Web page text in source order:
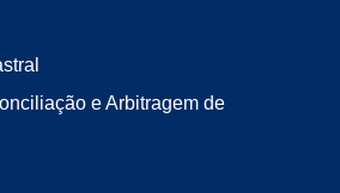
e Arbitragem de